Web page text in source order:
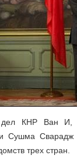
дел КНР Ван И,
Сушма
трех стран.